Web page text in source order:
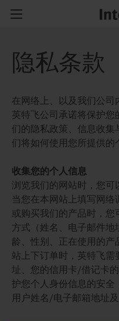
隐私条款
在网络上、以及我们公司
英特飞公司承诺将保护
们的隐私政策、信息收
们将如何使用您所提供的
收集您的个人信息
浏览我们的网站时，您可
当您在本网站上填写网络
或购买我们的产品时，
方式（姓名、电子邮件
龄、性别、正在使用的
站上下订单时，英特飞
址、您的信用卡/借记卡
护您个人身份信息的安
用户姓名/电子邮箱地址及